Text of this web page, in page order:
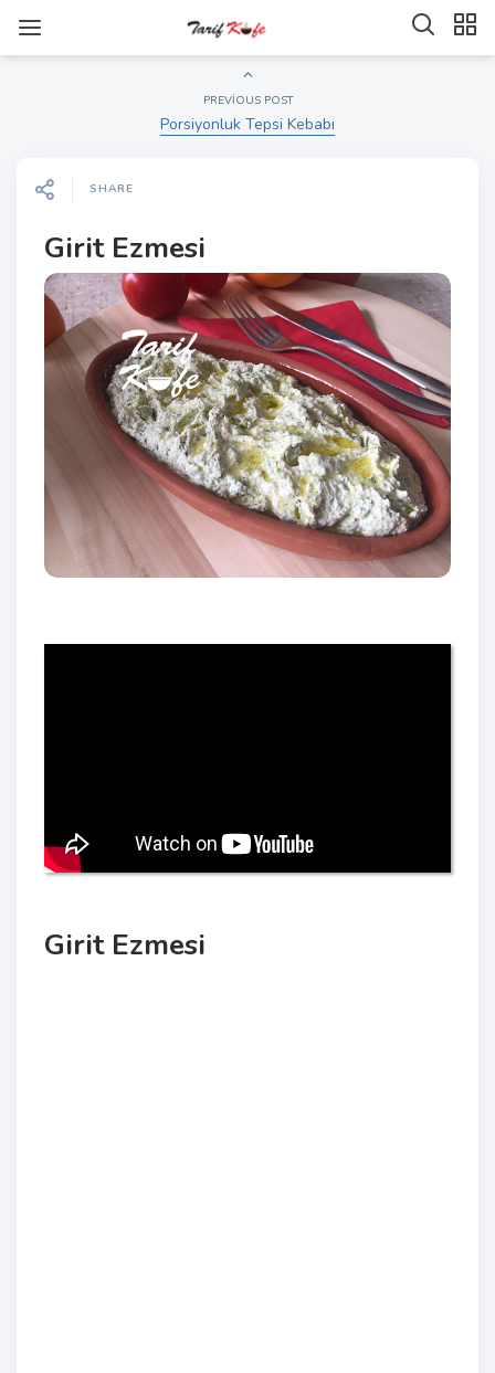
PREVIOUS POST
Porsiyonluk Tepsi Kebabı
SHARE
Girit Ezmesi
Girit Ezmesi